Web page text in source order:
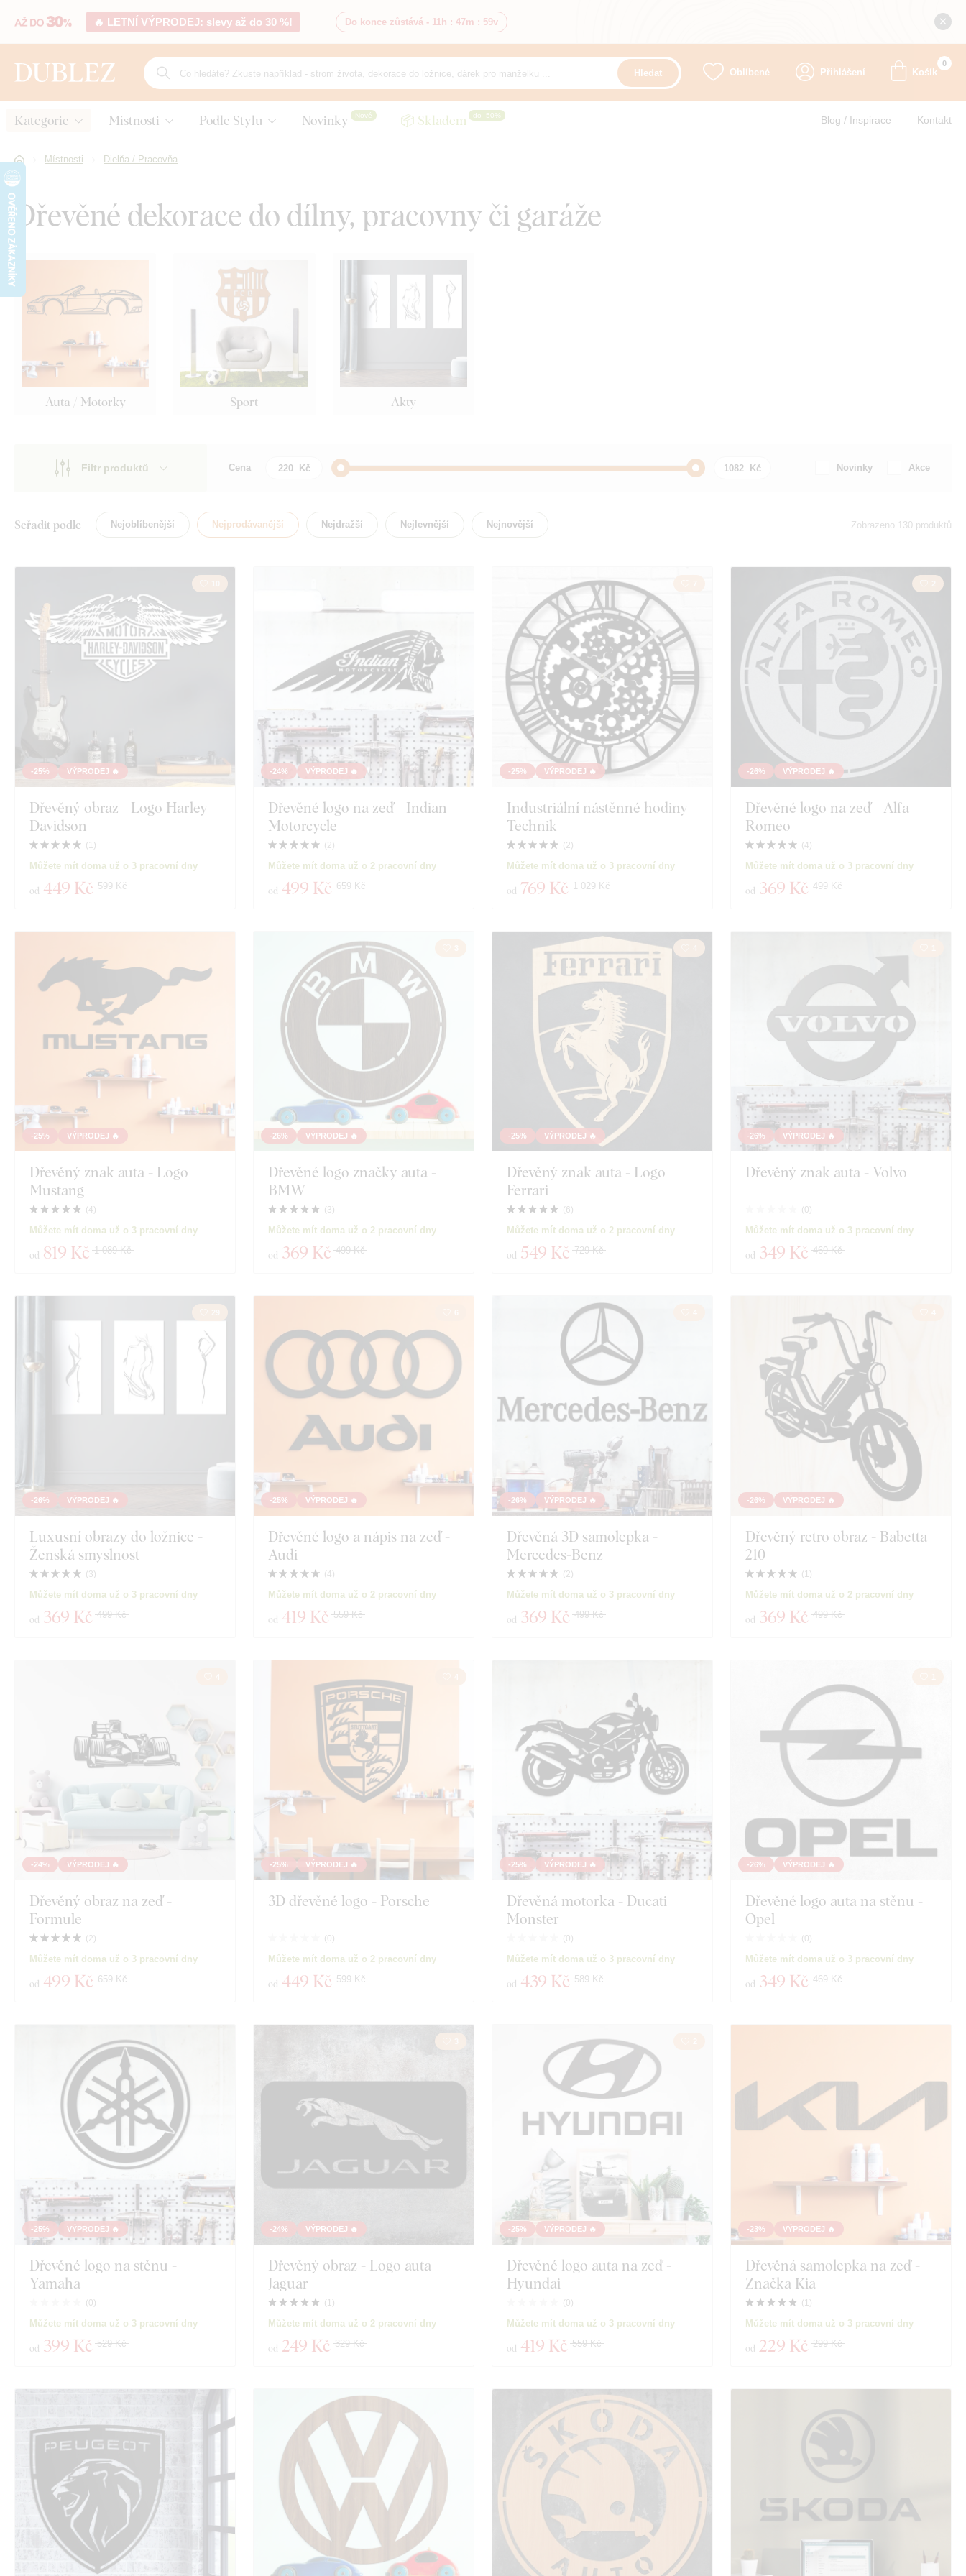
🔥 LETNÍ VÝPRODEJ: slevy až do 30 %! Do konce zůstává - 11h : 47m : 57v
Hledat Oblíbené Přihlášení Košík
0
Kategorie Místnosti Podle Stylu Novinky Nové 📦 Skladem do -50% Blog / Inspirace Kontakt
Místnosti Dielňa / Pracovňa
Dřevěné dekorace do dílny, pracovny či garáže
Auta / Motorky Sport Akty
Filtr produktů
Motiv
Umístění
Orientace
Dekor
Barva
Vlastní text
Technologie výroby
Exkluzivita
Hloubka
Cena Novinky Akce
Motiv
Auta Akty
Zvíře Motorky
Zobrazit 130 produktů Zavřít filtr
Seřadit podle Nejoblíbenější Nejprodávanější Nejdražší Nejlevnější Nejnovější Zobrazeno 130 produktů
-25% VÝPRODEJ 🔥
Dřevěný obraz - Logo Harley
Davidson
(1)
Můžete mít doma už o 3 pracovní dny
od 449 Kč 599 Kč
-24% VÝPRODEJ 🔥
Dřevěné logo na zeď - Indian
Motorcycle
(2)
Můžete mít doma už o 2 pracovní dny
od 499 Kč 659 Kč
-25% VÝPRODEJ 🔥
Industriální nástěnné hodiny -
Technik
(2)
Můžete mít doma už o 3 pracovní dny
od 769 Kč 1 029 Kč
-26% VÝPRODEJ 🔥
Dřevěné logo na zeď - Alfa
Romeo
(4 )
Můžete mít doma už o 3 pracovní dny
od 369 Kč 499 Kč
-25% VÝPRODEJ 🔥
Dřevěný znak auta - Logo
Mustang
(4 )
Můžete mít doma už o 3 pracovní dny
od 819 Kč 1 089 Kč
-26% VÝPRODEJ 🔥
Dřevěné logo značky auta -
BMW
(3)
Můžete mít doma už o 2 pracovní dny
od 369 Kč 499 Kč
-25% VÝPRODEJ 🔥
Dřevěný znak auta - Logo
Ferrari
(6)
Můžete mít doma už o 2 pracovní dny
od 549 Kč 729 Kč
-26% VÝPRODEJ 🔥
Dřevěný znak auta - Volvo
( 0)
Můžete mít doma už o 3 pracovní dny
od 349 Kč 469 Kč
-26% VÝPRODEJ 🔥
Luxusní obrazy do ložnice -
Ženská smyslnost
(3)
Můžete mít doma už o 3 pracovní dny
od 369 Kč 499 Kč
-25% VÝPRODEJ 🔥
Dřevěné logo a nápis na zeď -
Audi
(4 )
Můžete mít doma už o 2 pracovní dny
od 419 Kč 559 Kč
-26% VÝPRODEJ 🔥
Dřevěná 3D samolepka -
Mercedes-Benz
(2)
Můžete mít doma už o 3 pracovní dny
od 369 Kč 499 Kč
-26% VÝPRODEJ 🔥
Dřevěný retro obraz - Babetta
210
(1)
Můžete mít doma už o 2 pracovní dny
od 369 Kč 499 Kč
-24% VÝPRODEJ 🔥
Dřevěný obraz na zeď -
Formule
(2)
Můžete mít doma už o 3 pracovní dny
od 499 Kč 659 Kč
-25% VÝPRODEJ 🔥
3D dřevěné logo - Porsche
( 0)
Můžete mít doma už o 2 pracovní dny
od 449 Kč 599 Kč
-25% VÝPRODEJ 🔥
Dřevěná motorka - Ducati
Monster
( 0)
Můžete mít doma už o 3 pracovní dny
od 439 Kč 589 Kč
-26% VÝPRODEJ 🔥
Dřevěné logo auta na stěnu -
Opel
( 0)
Můžete mít doma už o 3 pracovní dny
od 349 Kč 469 Kč
-25% VÝPRODEJ 🔥
Dřevěné logo na stěnu -
Yamaha
( 0)
Můžete mít doma už o 3 pracovní dny
od 399 Kč 529 Kč
-24% VÝPRODEJ 🔥
Dřevěný obraz - Logo auta
Jaguar
(1)
Můžete mít doma už o 2 pracovní dny
od 249 Kč 329 Kč
-25% VÝPRODEJ 🔥
Dřevěné logo auta na zeď -
Hyundai
( 0)
Můžete mít doma už o 3 pracovní dny
od 419 Kč 559 Kč
-23% VÝPRODEJ 🔥
Dřevěná samolepka na zeď -
Značka Kia
(1)
Můžete mít doma už o 3 pracovní dny
od 229 Kč 299 Kč